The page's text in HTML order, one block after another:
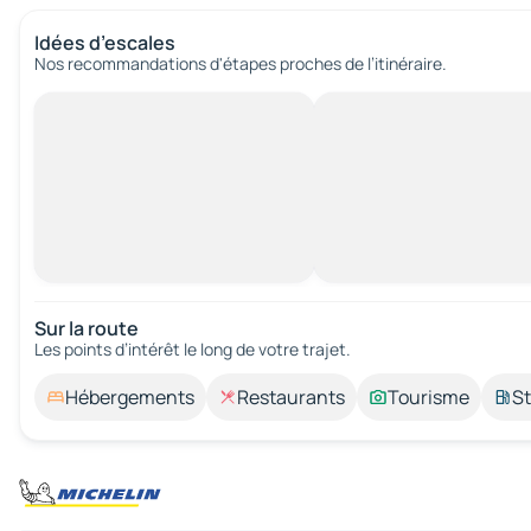
Idées d’escales
Nos recommandations d'étapes proches de l’itinéraire.
Sur la route
Les points d’intérêt le long de votre trajet.
Hébergements Restaurants Tourisme